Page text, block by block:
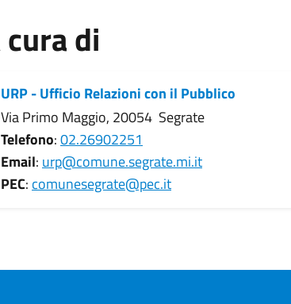
cura di
URP - Ufficio Relazioni con il Pubblico
Via Primo Maggio, 20054 Segrate
Telefono:02.26902251
Email: urp@comune.segrate.mi.it
PEC: comunesegrate@pec.it